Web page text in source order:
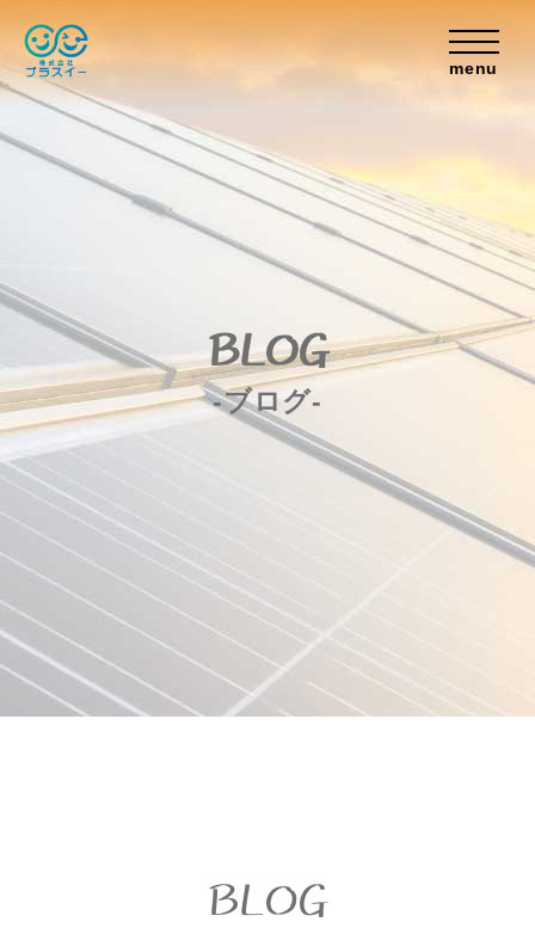
menu
BLOG
-ブログ-
BLOG